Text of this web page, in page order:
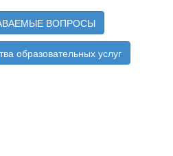
ВОПРОСЫ
образовательных услуг